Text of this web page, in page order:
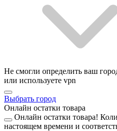
Не смогли определить ваш
или используете vpn
Выбрать город
Онлайн остатки товара
Онлайн остатки товара!
настоящем времени и